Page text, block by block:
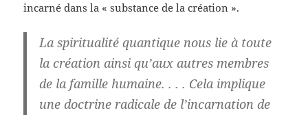
incarné dans la « substance de la création ».
La spiritualité quantique nous lie à toute
la création ainsi qu’aux autres membres
de la famille humaine. . . . Cela implique
une doctrine radicale de l’incarnation de